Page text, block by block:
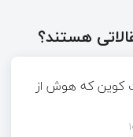
هستند؟
کوین که هوش از